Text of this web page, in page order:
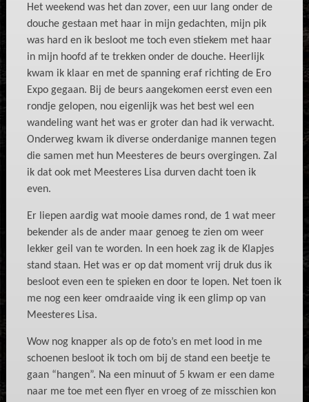
Het weekend was het dan zover, een uur lang onder de
douche gestaan met haar in mijn gedachten, mijn pik
was hard en ik besloot me toch even stiekem met haar
in mijn hoofd af te trekken onder de douche. Heerlijk
kwam ik klaar en met de spanning eraf richting de Ero
Expo gegaan. Bij de beurs aangekomen eerst even een
rondje gelopen, nou eigenlijk was het best wel een
wandeling want het was er groter dan had ik verwacht.
Onderweg kwam ik diverse onderdanige mannen tegen
die samen met hun Meesteres de beurs overgingen. Zal
ik dat ook met Meesteres Lisa durven dacht toen ik
even.
Er liepen aardig wat mooie dames rond, de 1 wat meer
bekender als de ander maar genoeg te zien om weer
lekker geil van te worden. In een hoek zag ik de Klapjes
stand staan. Het was er op dat moment vrij druk dus ik
besloot even een te spieken en door te lopen. Net toen ik
me nog een keer omdraaide ving ik een glimp op van
Meesteres Lisa.
Wow nog knapper als op de foto’s en met lood in me
schoenen besloot ik toch om bij de stand een beetje te
gaan “hangen”. Na een minuut of 5 kwam er een dame
naar me toe met een flyer en vroeg of ze misschien kon